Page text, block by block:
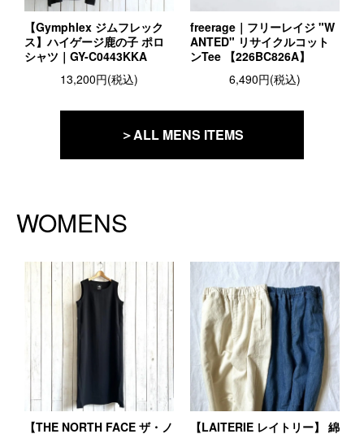
【Gymphlex ジムフレック
ス】ハイゲージ鹿の子 ポロ
シャツ｜GY-C0443KKA
13,200円(税込)
freerage｜フリーレイジ "W
ANTED" リサイクルコット
ンTee 【226BC826A】
6,490円(税込)
＞ALL MENS ITEMS
WOMENS
【THE NORTH FACE ザ・ノ
【LAITERIE レイトリー】 綿